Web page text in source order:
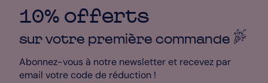
invités ! Une fois votre faire-part personnalisé, vous pourrez
choisir de l’agrémenter d’une enveloppe qui accompagnera
votre invitation : colorées, autocollantes ou nacrées, c'est à vous
de décider ! Après confirmation de votre commande, votre
livraison sera assurée entre 1 et 3 jours ouvrés. Si le temps vous
manque, des solutions de livraison express de 24 à 48 heures
sont disponibles en France Métropolitaine.
10% offerts
sur votre première commande
Abonnez-vous à notre newsletter et recevez par
email votre code de réduction !